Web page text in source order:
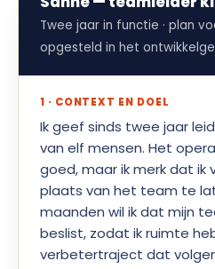
Twee jaar in functie · plan
opgesteld in het
1 · CONTEXT EN DOEL
Ik geef sinds twee jaar
van elf mensen. Het
goed, maar ik merk dat ik
plaats van het team te
maanden wil ik dat mijn
beslist, zodat ik ruimte
verbetertraject dat